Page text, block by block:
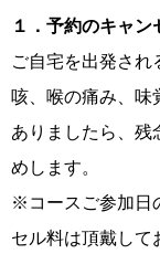
１．予約のキャン
ご自宅を出発され
咳、喉の痛み、味
ありましたら、残
めします。
※コースご参加日
セル料は頂戴して